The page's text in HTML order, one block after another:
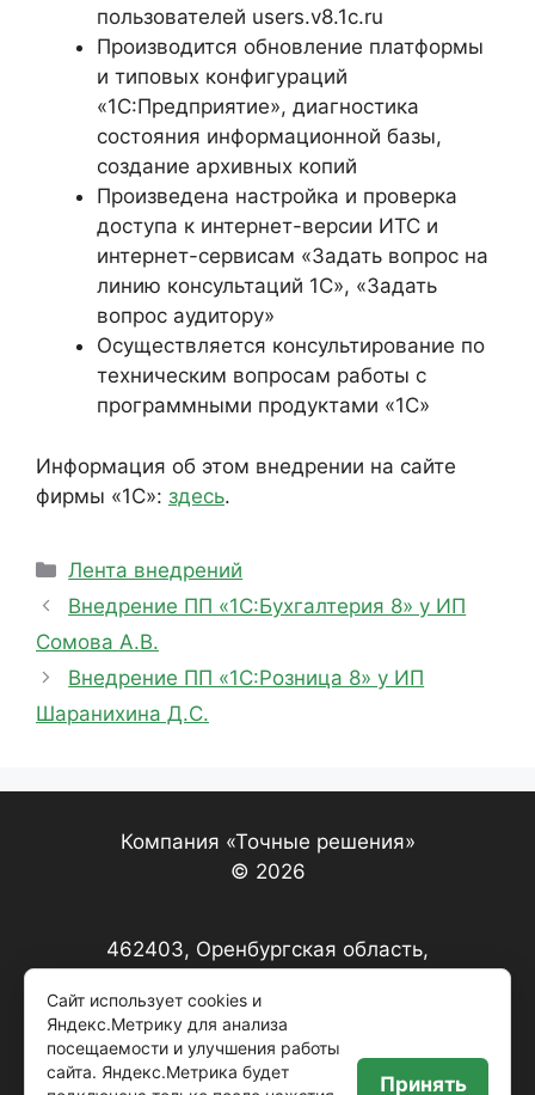
пользователей users.v8.1c.ru
Производится обновление платформы
и типовых конфигураций
«1С:Предприятие», диагностика
состояния информационной базы,
создание архивных копий
Произведена настройка и проверка
доступа к интернет-версии ИТС и
интернет-сервисам «Задать вопрос на
линию консультаций 1С», «Задать
вопрос аудитору»
Осуществляется консультирование по
техническим вопросам работы с
программными продуктами «1С»
Информация об этом внедрении на сайте
фирмы «1С»: здесь.
Рубрики
Лента внедрений
Внедрение ПП «1С:Бухгалтерия 8» у ИП
Сомова А.В.
Внедрение ПП «1С:Розница 8» у ИП
Шаранихина Д.С.
Компания «Точные решения»
© 2026
462403, Оренбургская область,
дом 2«Б», помещение 3, этаж 1, офис 2
+7 (3537) 22-17-67, 22-20-79
Сайт использует cookies и
Яндекс.Метрику для анализа
посещаемости и улучшения работы
сайта. Яндекс.Метрика будет
Принять